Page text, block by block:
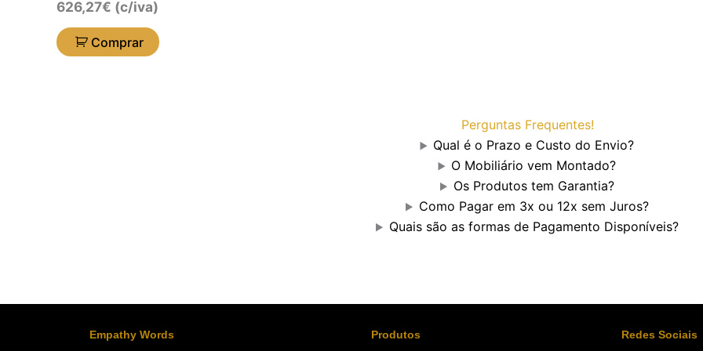
626,27€ (c/iva)
Comprar
Perguntas Frequentes!
Qual é o Prazo e Custo do Envio?
O Mobiliário vem Montado?
Os Produtos tem Garantia?
Como Pagar em 3x ou 12x sem Juros?
Quais são as formas de Pagamento Disponíveis?
Empathy Words Produtos Redes Sociais